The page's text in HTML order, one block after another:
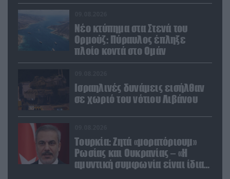
Νέο κτύπημα στα Στενά του
Ορμούζ: Πύραυλος έπληξε
πλοίο κοντά στο Ομάν
Ισραηλινές δυνάμεις εισήλθαν
σε χωριό του νότιου Λιβάνου
Τουρκία: Ζητά «μορατόριουμ»
Ρωσίας και Ουκρανίας – «Η
αμυντική συμφωνία είναι ίδια